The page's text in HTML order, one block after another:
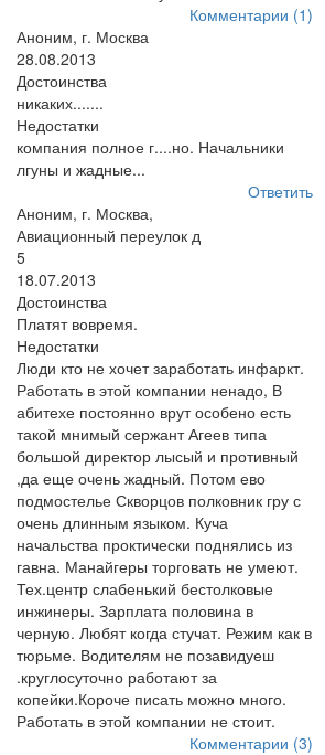
Комментарии (1)
Аноним, г. Москва
28.08.2013
Достоинства
никаких.......
Недостатки
компания полное г....но. Начальники
лгуны и жадные...
Ответить
Аноним, г. Москва,
Авиационный переулок д
5
18.07.2013
Достоинства
Платят вовремя.
Недостатки
Люди кто не хочет заработать инфаркт.
Работать в этой компании ненадо, В
абитехе постоянно врут особено есть
такой мнимый сержант Агеев типа
большой директор лысый и противный
,да еще очень жадный. Потом ево
подмостелье Скворцов полковник гру с
очень длинным языком. Куча
начальства проктически поднялись из
гавна. Манайгеры торговать не умеют.
Тех.центр слабенький бестолковые
инжинеры. Зарплата половина в
черную. Любят когда стучат. Режим как в
тюрьме. Водителям не позавидуеш
.круглосуточно работают за
копейки.Короче писать можно много.
Работать в этой компании не стоит.
Комментарии (3)